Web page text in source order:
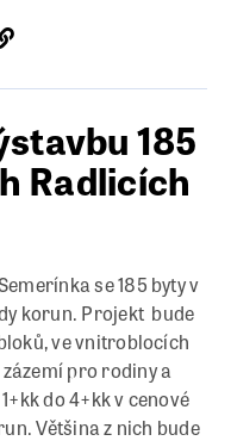
185
Radlicích
se 185 byty v
korun. Projekt bude
ve vnitroblocích
pro rodiny a
do 4+kk v cenové
Většina z nich bude